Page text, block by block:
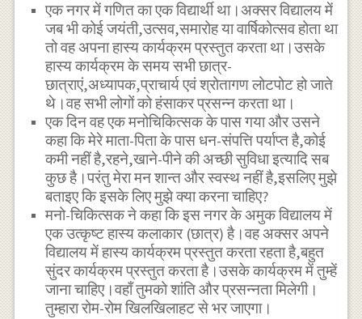
एक नगर में गणित का एक विद्यार्थी था।अक्सर विद्यालय में
जब भी कोई जयंती,उत्सव,समारोह या वार्षिकोत्सव होता था
तो वह अपना हास्य कार्यक्रम प्रस्तुत करता था।उसके
हास्य कार्यक्रम के समय सभी छात्र-
छात्राएं,अध्यापक,प्राचार्य एवं श्रोतागण लोटपोट हो जाते
थे।वह सभी लोगों को हंसाकर प्रसन्न करता था।
एक दिन वह एक मनोचिकित्सक के पास गया और उसने
कहा कि मेरे माता-पिता के पास धन-संपत्ति पर्याप्त है,कोई
कमी नहीं है,रहने,खाने-पीने की अच्छी सुविधा इत्यादि सब
कुछ है।परंतु मेरा मन शान्त और स्वस्थ नहीं है,इसलिए मुझे
बताइए कि इसके लिए मुझे क्या करना चाहिए?
मनो-चिकित्सक ने कहा कि इस नगर के अमुक विद्यालय में
एक उत्कृष्ट हास्य कलाकार (छात्र) है।वह अक्सर अपने
विद्यालय में हास्य कार्यक्रम प्रस्तुत करता रहता है,बहुत
सुंदर कार्यक्रम प्रस्तुत करता है।उसके कार्यक्रम में तुम्हें
जाना चाहिए।वहाँ तुमको शांति और प्रसन्नता मिलेगी।
तुम्हारा रोम-रोम खिलखिलाहट से भर जाएगा।